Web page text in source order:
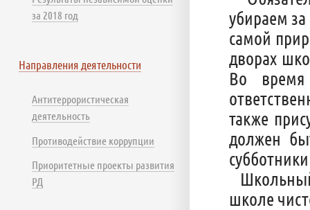
убираем
самой
дворах
Во
также
должен
школе
за 2018 год
Направления деятельности
Антитеррористическая
деятельность
Противодействие коррупции
Приоритетные проекты развития
РД